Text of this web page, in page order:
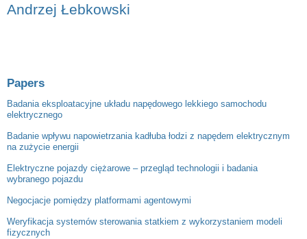
Andrzej Łebkowski
Papers
Badania eksploatacyjne układu napędowego lekkiego samochodu
elektrycznego
Badanie wpływu napowietrzania kadłuba łodzi z napędem elektrycznym
na zużycie energii
Elektryczne pojazdy ciężarowe – przegląd technologii i badania
wybranego pojazdu
Negocjacje pomiędzy platformami agentowymi
Weryfikacja systemów sterowania statkiem z wykorzystaniem modeli
fizycznych